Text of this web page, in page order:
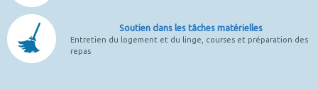
Soutien dans les tâches matérielles
Entretien du logement et du linge, courses et préparation des
repas